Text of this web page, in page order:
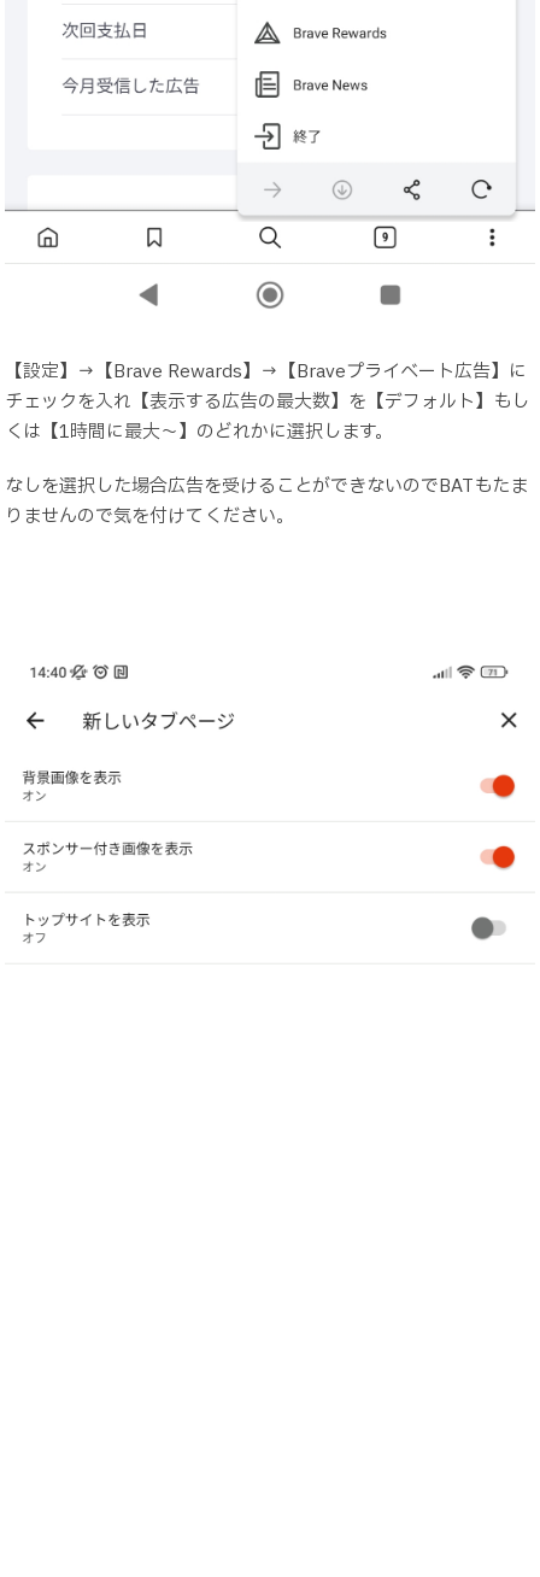
【設定】→【Brave Rewards】→【Braveプライベート広告】に
チェックを入れ【表示する広告の最大数】を【デフォルト】もし
くは【1時間に最大～】のどれかに選択します。
なしを選択した場合広告を受けることができないのでBATもたま
りませんので気を付けてください。